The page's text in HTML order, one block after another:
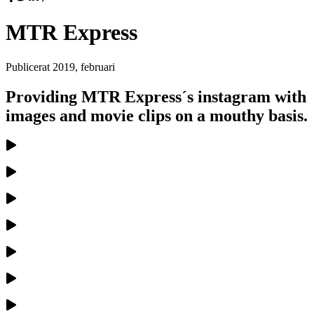
MTR Express
Publicerat 2019, februari
Providing MTR Express´s instagram with
images and movie clips on a mouthy basis.